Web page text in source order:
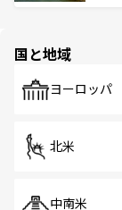
で、
国と地域
ヨーロッパ
北米
中南米